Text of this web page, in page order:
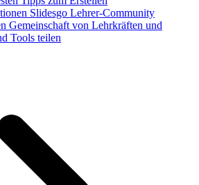
Slidesgo Lehrer-Community
Gemeinschaft von Lehrkräften und
Tools teilen